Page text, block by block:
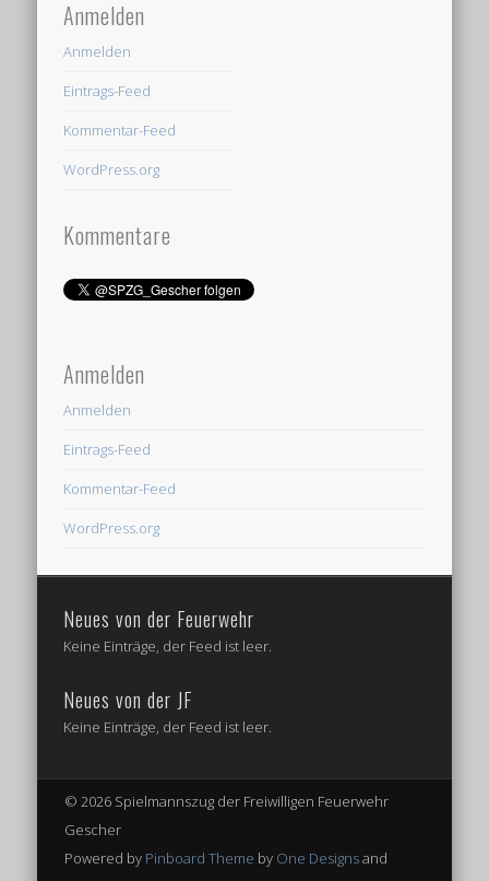
Anmelden
Anmelden
Eintrags-Feed
Kommentar-Feed
WordPress.org
Kommentare
Anmelden
Anmelden
Eintrags-Feed
Kommentar-Feed
WordPress.org
Neues von der Feuerwehr
Keine Einträge, der Feed ist leer.
Neues von der JF
Keine Einträge, der Feed ist leer.
© 2026 Spielmannszug der Freiwilligen Feuerwehr
Gescher
Powered by Pinboard Theme by One Designsand